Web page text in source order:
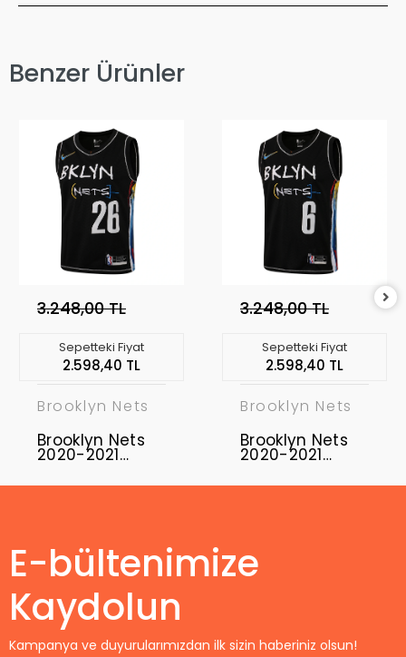
Benzer Ürünler
3.248,00 TL
Sepetteki Fiyat
2.598,40 TL
Brooklyn Nets
Brooklyn Nets
2020-2021
Dinwiddie 26
3.248,00 TL
Sepetteki Fiyat
2.598,40 TL
Brooklyn Nets
Brooklyn Nets
2020-2021
6 Swingman
E-bültenimize
Kaydolun
Kampanya ve duyurularımızdan ilk sizin haberiniz olsun!